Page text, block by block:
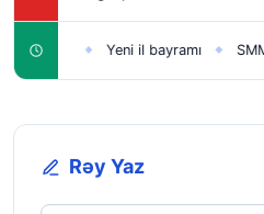
üçün Yeni il bayramı ◆ SMM
Rəy Yaz